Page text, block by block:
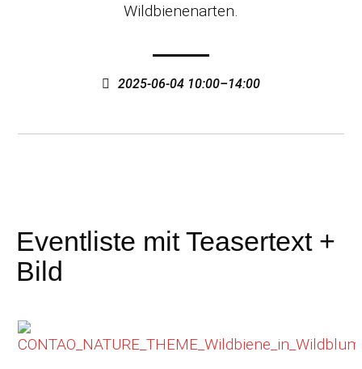
Wildbienenarten.
2025-06-04 10:00–14:00
Eventliste mit Teasertext +
Bild